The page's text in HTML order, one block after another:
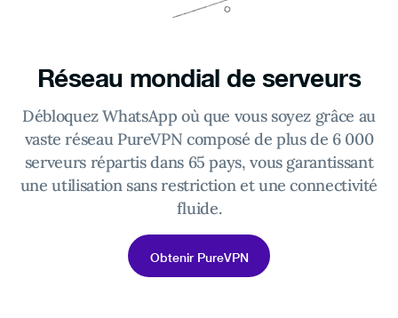
Réseau mondial de serveurs
Débloquez WhatsApp où que vous soyez grâce au
vaste réseau PureVPN composé de plus de 6 000
serveurs répartis dans 65 pays, vous garantissant
une utilisation sans restriction et une connectivité
fluide.
Obtenir PureVPN